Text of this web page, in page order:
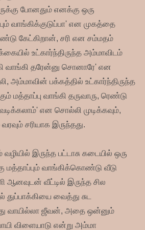
போனதும் எனக்கு ஒரு
வாங்கிக்குடுப்பா' என முகத்தை
கேட்கிறான், சரி என சம்மதம்
உட்கார்ந்திருந்த அம்மாவிடம்
வாங்கி தரேன்னு சொனாரே' என
அம்மாவின் பக்கத்தில் உட்கார்ந்திருந்த
மத்தாப்பு வாங்கி தருவாரு, ரெண்டு
என சொல்லி முடிக்கவும்,
சரியாக இருந்தது.
வழியில் இருந்த பட்டாசு கடையில் ஒரு
மத்தாப்பும் வாங்கிக்கொண்டு வீடு
ஆனவுடன் வீட்டில் இருந்த சில
துப்பாக்கியை வைத்து சுட
வாயில்லா ஜீவன், அதை ஒன்னும்
விளையாடு என்று அம்மா